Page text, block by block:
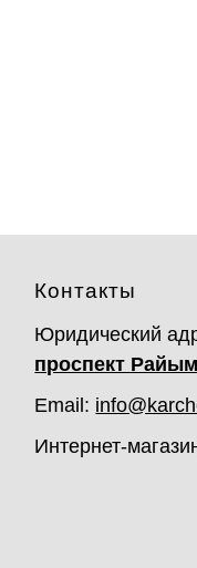
Контакты
Юридический
проспект
Email:
Интернет-